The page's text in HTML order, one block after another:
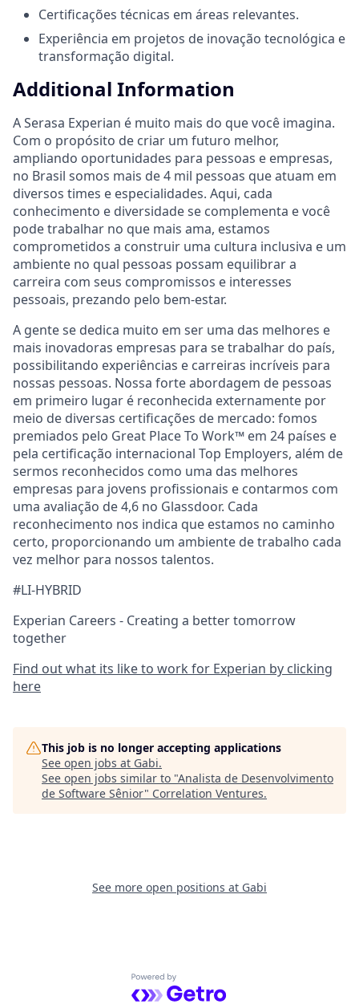
Certificações técnicas em áreas relevantes.
Experiência em projetos de inovação tecnológica e
transformação digital.
Additional Information
A Serasa Experian é muito mais do que você imagina.
Com o propósito de criar um futuro melhor,
ampliando oportunidades para pessoas e empresas,
no Brasil somos mais de 4 mil pessoas que atuam em
diversos times e especialidades. Aqui, cada
conhecimento e diversidade se complementa e você
pode trabalhar no que mais ama, estamos
comprometidos a construir uma cultura inclusiva e um
ambiente no qual pessoas possam equilibrar a
carreira com seus compromissos e interesses
pessoais, prezando pelo bem-estar.
A gente se dedica muito em ser uma das melhores e
mais inovadoras empresas para se trabalhar do país,
possibilitando experiências e carreiras incríveis para
nossas pessoas. Nossa forte abordagem de pessoas
em primeiro lugar é reconhecida externamente por
meio de diversas certificações de mercado: fomos
premiados pelo Great Place To Work™ em 24 países e
pela certificação internacional Top Employers, além de
sermos reconhecidos como uma das melhores
empresas para jovens profissionais e contarmos com
uma avaliação de 4,6 no Glassdoor. Cada
reconhecimento nos indica que estamos no caminho
certo, proporcionando um ambiente de trabalho cada
vez melhor para nossos talentos.
#LI-HYBRID
Experian Careers - Creating a better tomorrow
together
Find out what its like to work for Experian by clicking
here
This job is no longer accepting applications
See open jobs at Gabi.
See open jobs similar to "Analista de Desenvolvimento
de Software Sênior" Correlation Ventures.
See more open positions at Gabi
Powered by Getro.com